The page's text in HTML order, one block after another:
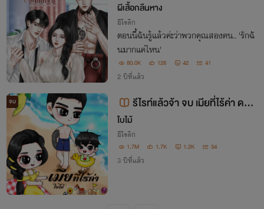
ผีเสื้อกลืนหาง
อีโรติก
ตอนนี้ฉันรู้แล้วค่ะว่าพวกคุณสองคน.. 'รักฉั
นมากแค่ไหน'
80.0K 128 42 41
2 ปีที่แล้ว
จบ
รีไรท์แล้วจ้า จบ เมียที่ไร้ค่า ดรา
ม่าหนักมาก NC 20+
ใบไม้
อีโรติก
1.7M 1.7K 1.2K 34
3 ปีที่แล้ว